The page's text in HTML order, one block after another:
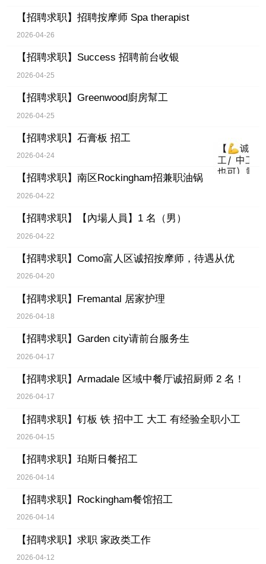
【招聘求职】 招聘按摩师 Spa therapist
2026-04-26
【招聘求职】 Success 招聘前台收银
2026-04-25
【招聘求职】 Greenwood廚房幫工
2026-04-25
【招聘求职】 石膏板 招工
2026-04-24
【招聘求职】 南区Rockingham招兼职油锅
2026-04-22
【招聘求职】 【內場人員】1 名（男）
2026-04-22
【招聘求职】 Como富人区诚招按摩师，待遇从优
2026-04-20
【招聘求职】 Fremantal 居家护理
2026-04-18
【招聘求职】 Garden city请前台服务生
2026-04-17
【招聘求职】 Armadale 区域中餐厅诚招厨师 2 名！
2026-04-17
【招聘求职】 钉板 铁 招中工 大工 有经验全职小工
2026-04-15
【招聘求职】 珀斯日餐招工
2026-04-14
【招聘求职】 Rockingham餐馆招工
2026-04-14
【招聘求职】 求职 家政类工作
2026-04-12